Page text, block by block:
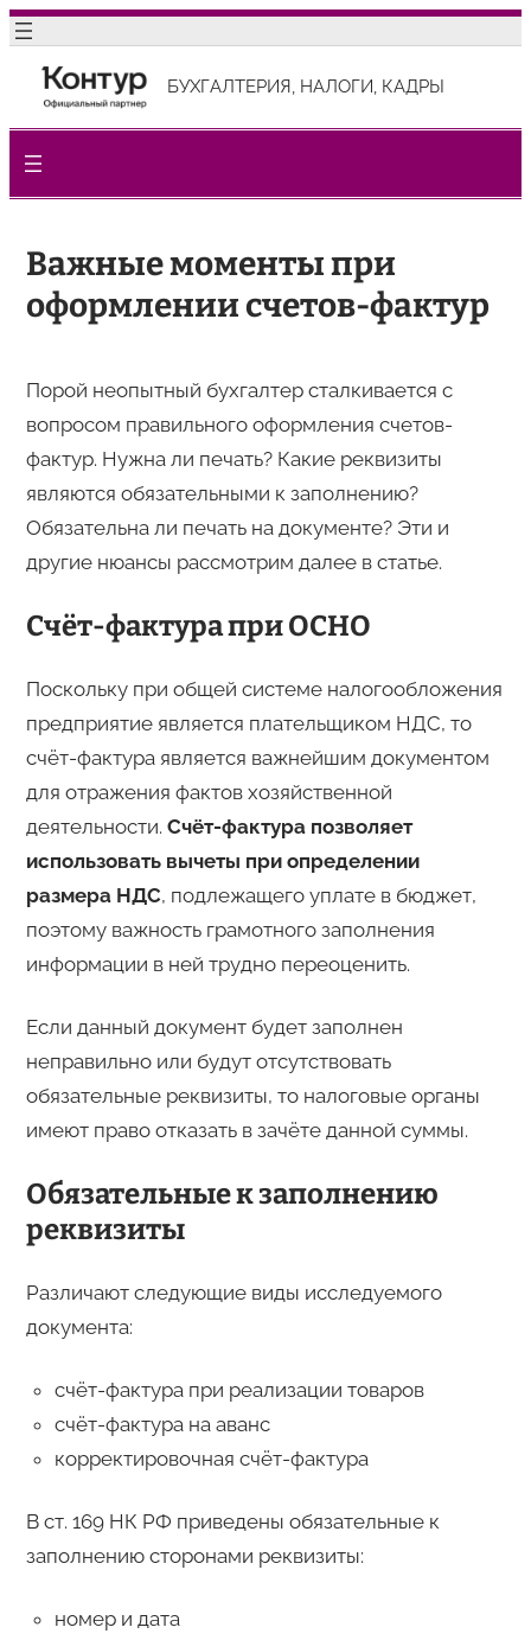
Перейти
содержимому
БУХГАЛТЕРИЯ, НАЛОГИ, КАДРЫ
Важные моменты при
оформлении счетов-фактур
Порой неопытный бухгалтер сталкивается с
вопросом правильного оформления счетов-
фактур. Нужна ли печать? Какие реквизиты
являются обязательными к заполнению?
Обязательна ли печать на документе? Эти и
другие нюансы рассмотрим далее в статье.
Счёт-фактура при ОСНО
Поскольку при общей системе налогообложения
предприятие является плательщиком НДС, то
счёт-фактура является важнейшим документом
для отражения фактов хозяйственной
деятельности. Счёт-фактура позволяет
использовать вычеты при определении
размера НДС, подлежащего уплате в бюджет,
поэтому важность грамотного заполнения
информации в ней трудно переоценить.
Если данный документ будет заполнен
неправильно или будут отсутствовать
обязательные реквизиты, то налоговые органы
имеют право отказать в зачёте данной суммы.
Обязательные к заполнению
реквизиты
Различают следующие виды исследуемого
документа:
счёт-фактура при реализации товаров
счёт-фактура на аванс
корректировочная счёт-фактура
В ст. 169 НК РФ приведены обязательные к
заполнению сторонами реквизиты:
номер и дата